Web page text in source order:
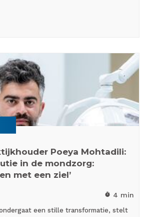
Poeya Mohtadili:
in de mondzorg:
met een ziel’
timer 4 min
een stille transformatie, stelt